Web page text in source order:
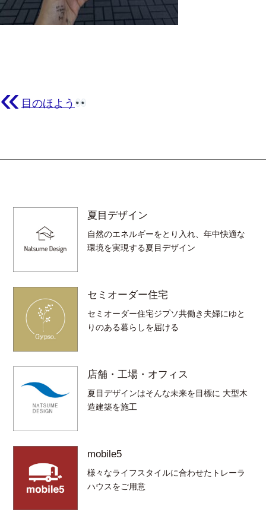
« 目のほよう
夏目デザイン
自然のエネルギーをとり入れ、年中快適な
環境を実現する夏目デザイン
セミオーダー住宅
セミオーダー住宅ジプソ共働き夫婦にゆと
りのある暮らしを届ける
店舗・工場・オフィス
夏目デザインはそんな未来を目標に 大型木
造建築を施工
mobile5
様々なライフスタイルに合わせたトレーラ
ハウスをご用意